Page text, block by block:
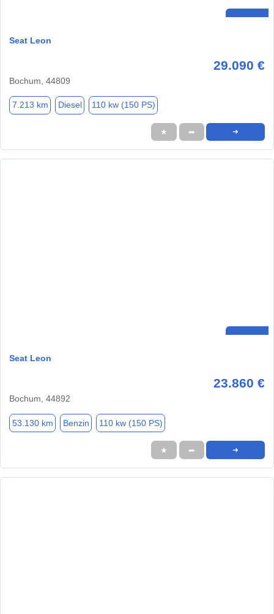
Seat Leon
29.090 €
Bochum, 44809
7.213 km Diesel 110 kw (150 PS)
★ ➦ ➜
Seat Leon
23.860 €
Bochum, 44892
53.130 km Benzin 110 kw (150 PS)
★ ➦ ➜